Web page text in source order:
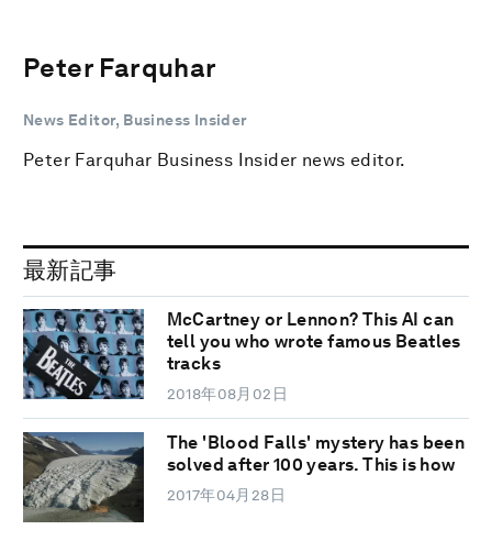
Peter Farquhar
News Editor, Business Insider
Peter Farquhar Business Insider news editor.
最新記事
McCartney or Lennon? This AI can
tell you who wrote famous Beatles
tracks
2018年08月02日
The 'Blood Falls' mystery has been
solved after 100 years. This is how
2017年04月28日